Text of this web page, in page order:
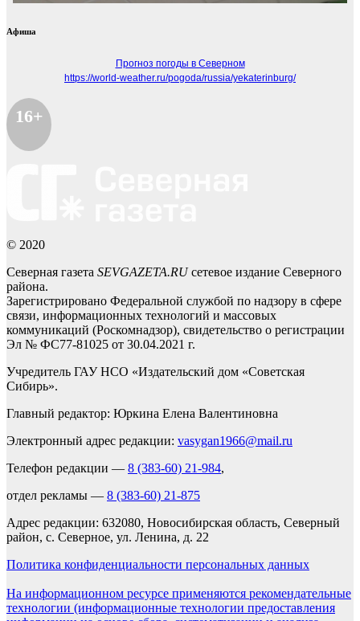
Афиша
Прогноз погоды в Северном
https://world-weather.ru/pogoda/russia/yekaterinburg/
16+
© 2020
Северная газета SEVGAZETA.RUсетевое издание Северного
района.
Зарегистрировано Федеральной службой по надзору в сфере
связи, информационных технологий и массовых
коммуникаций (Роскомнадзор), свидетельство о регистрации
Эл № ФС77-81025 от 30.04.2021 г.
Учредитель ГАУ НСО «Издательский дом «Советская
Сибирь».
Главный редактор: Юркина Елена Валентиновна
Электронный адрес редакции: vasygan1966@mail.ru
Телефон редакции — 8 (383-60) 21-984,
отдел рекламы — 8 (383-60) 21-875
Адрес редакции: 632080, Новосибирская область, Северный
район, с. Северное, ул. Ленина, д. 22
Политика конфиденциальности персональных данных
На информационном ресурсе применяются рекомендательные
технологии (информационные технологии предоставления